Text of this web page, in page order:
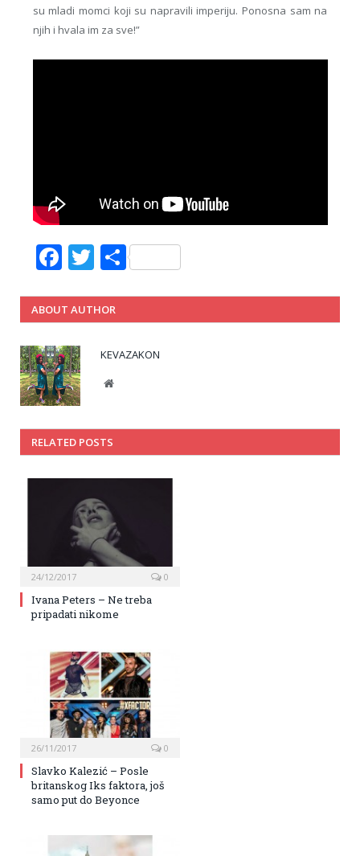
su mladi momci koji su napravili imperiju. Ponosna sam na
njih i hvala im za sve!”
Facebook
Twitter
Share
ABOUT AUTHOR
KEVAZAKON
Website
RELATED POSTS
24/12/2017 0
Ivana Peters – Ne treba
pripadati nikome
26/11/2017 0
Slavko Kalezić – Posle
britanskog Iks faktora, još
samo put do Beyonce